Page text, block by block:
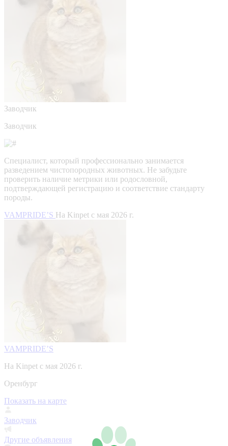
Заводчик
Заводчик
Специалист, который профессионально занимается
разведением чистопородных животных. Не забудьте
проверить наличие метрики или родословной,
подтверждающей регистрацию и соответствие стандарту
породы.
VAMPRIDE’S На Kinpet c мая 2026 г.
VAMPRIDE’S
На Kinpet c мая 2026 г.
Оренбург
Показать на карте
Заводчик
Другие объявления